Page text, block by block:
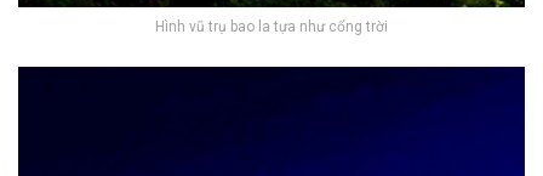
Hình vũ trụ bao la tựa như cổng trời